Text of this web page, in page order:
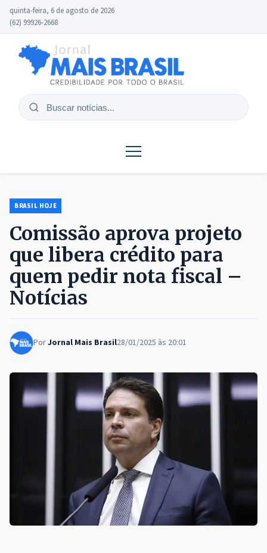
quinta-feira, 6 de agosto de 2026
(62) 99926-2668
Buscar
BRASIL HOJE
Comissão aprova projeto
que libera crédito para
quem pedir nota fiscal –
Notícias
PorJornal Mais Brasil28/01/2025 às 20:01